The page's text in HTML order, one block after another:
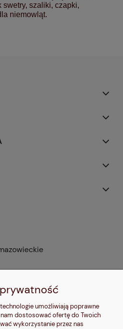
swetry, szaliki, czapki,
niemowląt.
umożliwiają poprawne
dostosować ofertę do Twoich
wykorzystanie przez nas